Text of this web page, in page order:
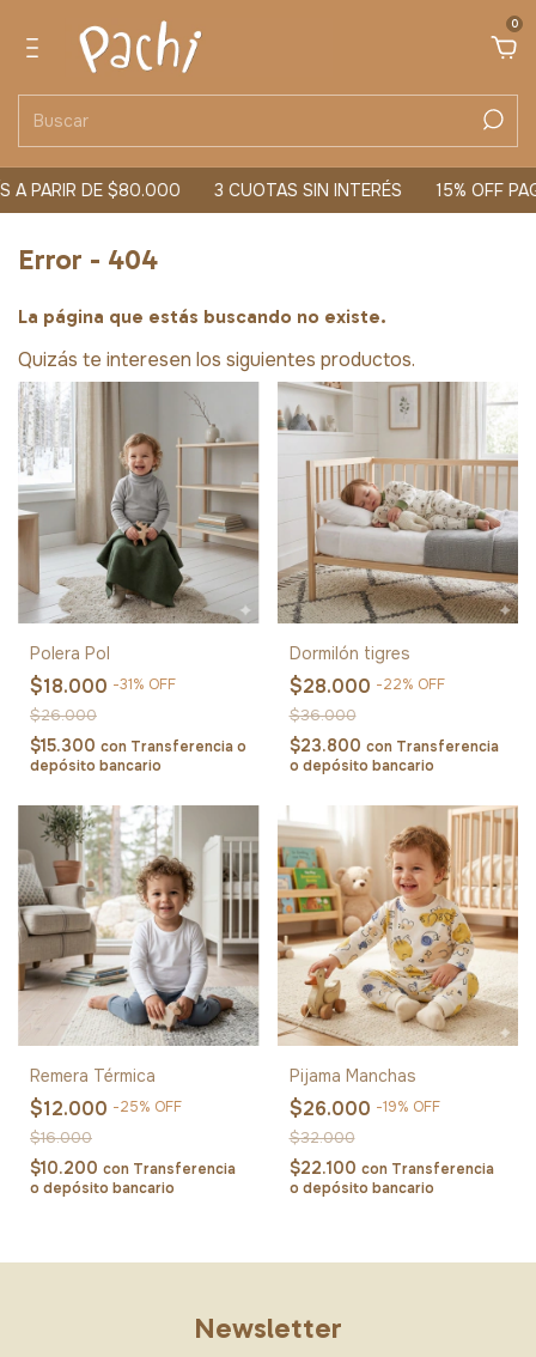
0
A PARIR DE $80.000 3 CUOTAS SIN INTERÉS 15% OFF
Error - 404
La página que estás buscando no existe.
Quizás te interesen los siguientes productos.
Polera Pol
$18.000 -31% OFF
$26.000
$15.300 con Transferencia o
depósito bancario
Dormilón tigres
$28.000 -22% OFF
$36.000
$23.800 con Transferencia
o depósito bancario
Remera Térmica
$12.000 -25% OFF
$16.000
$10.200 con Transferencia
o depósito bancario
Pijama Manchas
$26.000 -19% OFF
$32.000
$22.100 con Transferencia
o depósito bancario
Newsletter